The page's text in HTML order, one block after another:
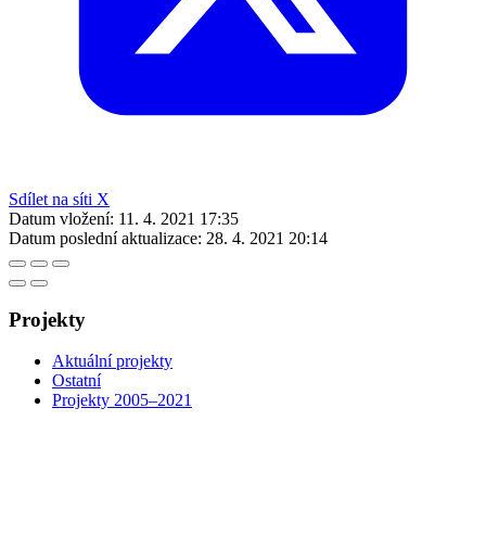
Sdílet na síti X
Datum vložení: 11. 4. 2021 17:35
Datum poslední aktualizace: 28. 4. 2021 20:14
Projekty
Aktuální projekty
Ostatní
Projekty 2005–2021